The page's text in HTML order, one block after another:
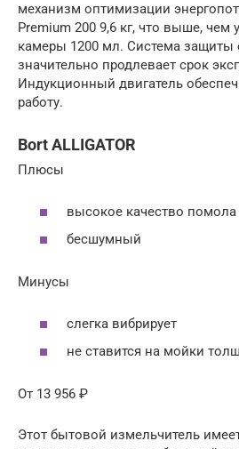
механизм оптимизации
Premium 200 9,6 кг, что выше, чем
камеры 1200 мл. Система защиты
значительно продлевает срок
Индукционный двигатель
работу.
Bort ALLIGATOR
Плюсы
высокое качество помола
бесшумный
Минусы
слегка вибрирует
не ставится на мойки
От 13 956 ₽
Этот бытовой измельчитель